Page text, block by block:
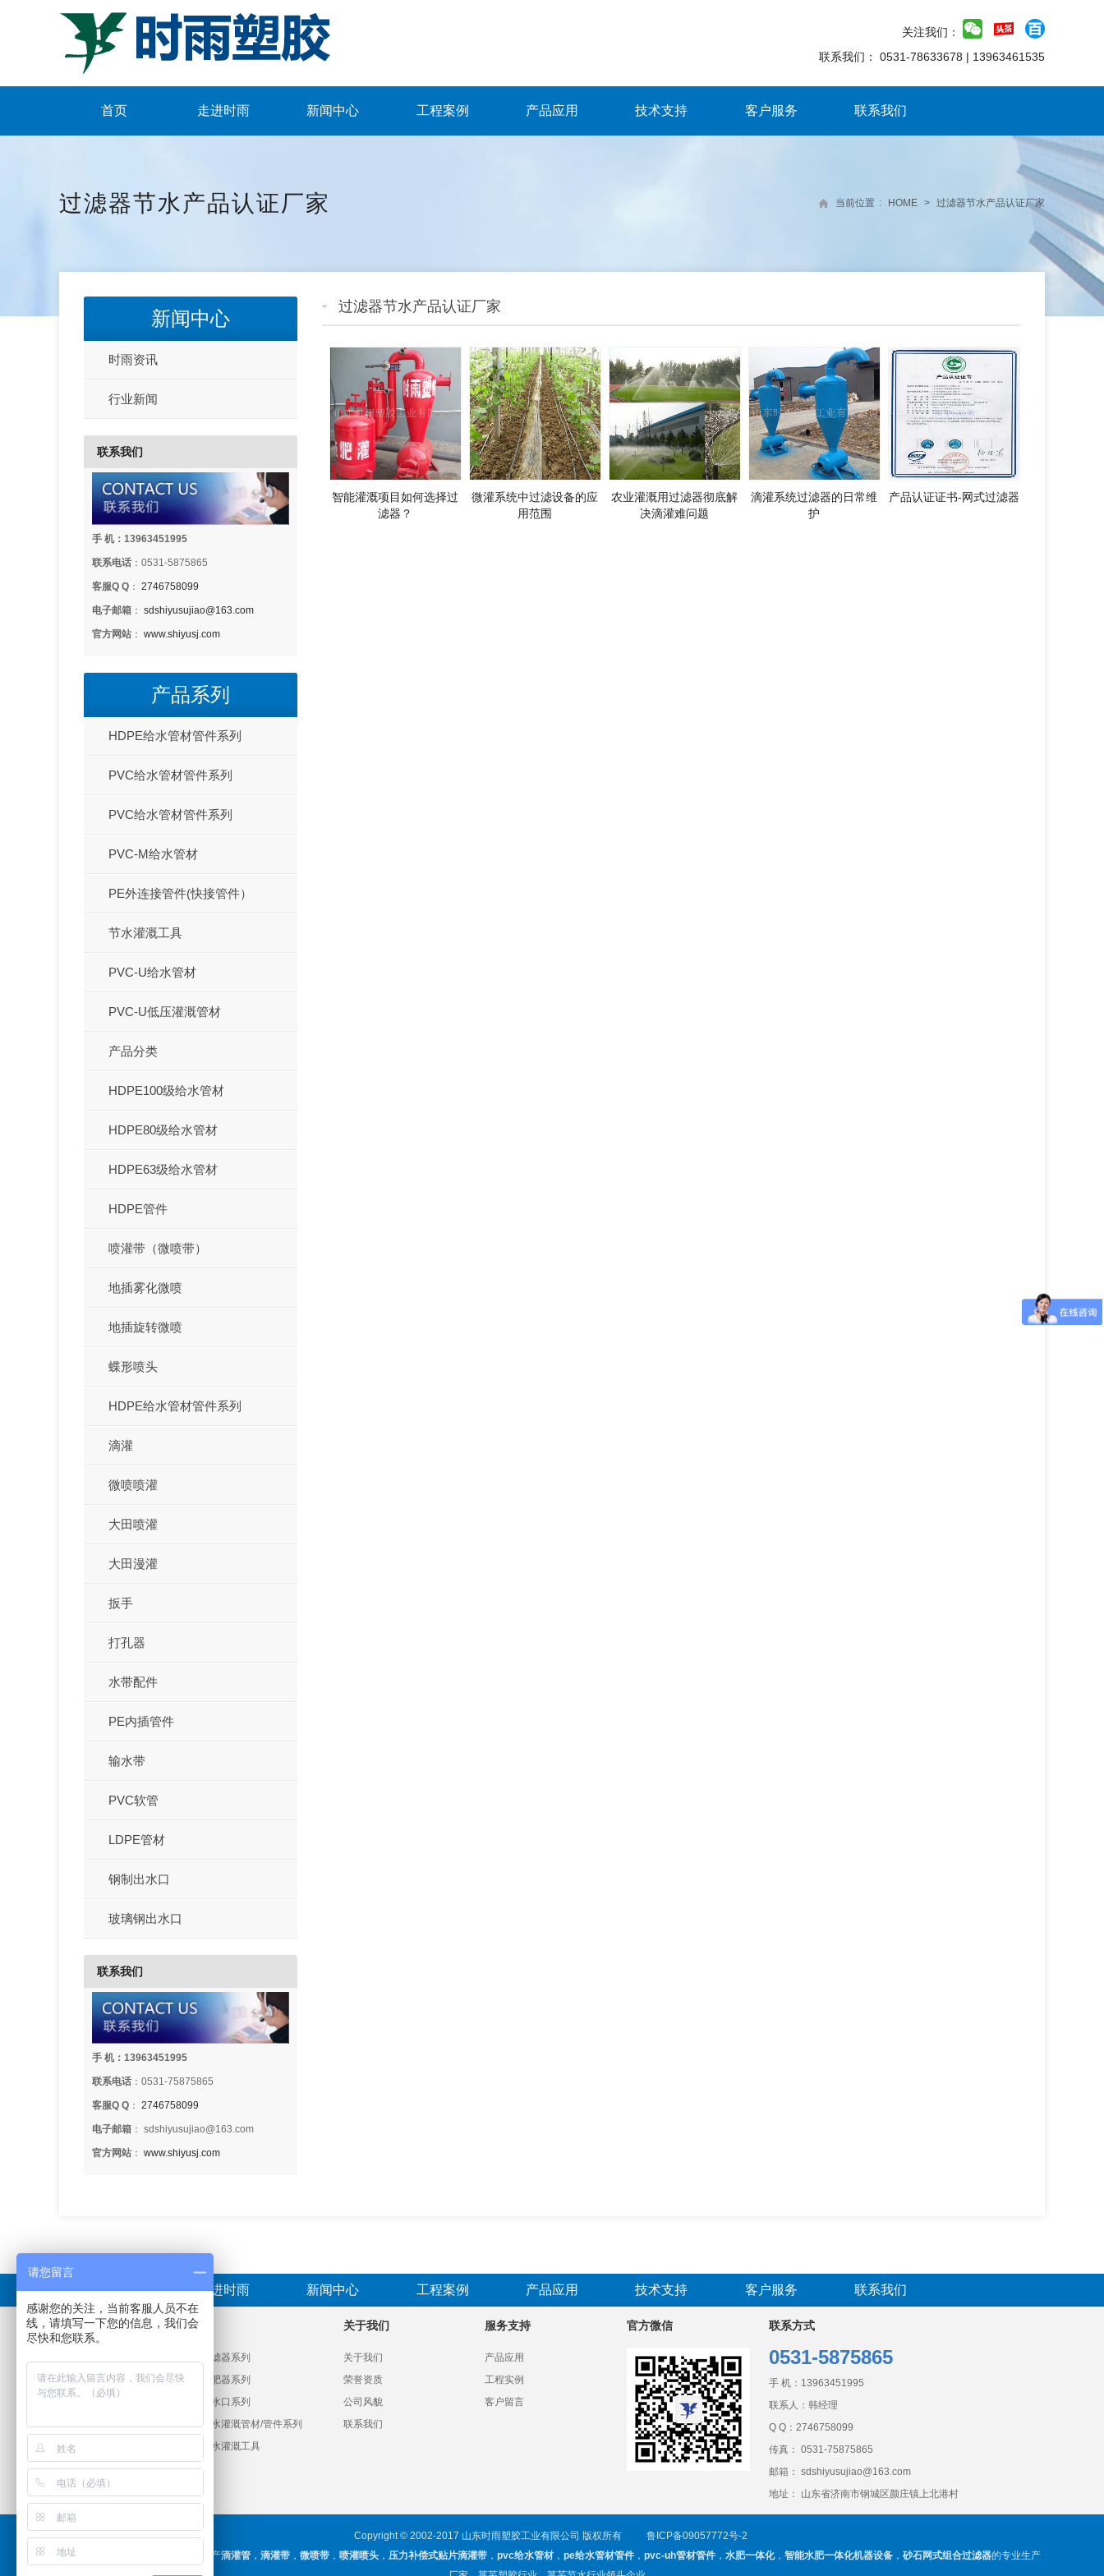
关注我们：
联系我们：
0531-78633678 | 13963461535
首页 走进时雨 新闻中心 工程案例 产品应用 技术支持 客户服务 联系我们
过滤器节水产品认证厂家 当前位置 : HOME > 过滤器节水产品认证厂家
过滤器节水产品认证厂家
智能灌溉项目如何选择过
滤器？
微灌系统中过滤设备的应
用范围
农业灌溉用过滤器彻底解
决滴灌难问题
滴灌系统过滤器的日常维
护
产品认证证书-网式过滤器
新闻中心
时雨资讯
行业新闻
联系我们
手 机：13963451995
联系电话 ：0531-5875865
客服Q Q ： 2746758099
电子邮箱 ： sdshiyusujiao@163.com
官方网站 ： www.shiyusj.com
产品系列
HDPE给水管材管件系列
PVC给水管材管件系列
PVC给水管材管件系列
PVC-M给水管材
PE外连接管件(快接管件）
节水灌溉工具
PVC-U给水管材
PVC-U低压灌溉管材
产品分类
HDPE100级给水管材
HDPE80级给水管材
HDPE63级给水管材
HDPE管件
喷灌带（微喷带）
地插雾化微喷
地插旋转微喷
蝶形喷头
HDPE给水管材管件系列
滴灌
微喷喷灌
大田喷灌
大田漫灌
扳手
打孔器
水带配件
PE内插管件
输水带
PVC软管
LDPE管材
钢制出水口
玻璃钢出水口
联系我们
手 机：13963451995
联系电话 ：0531-75875865
客服Q Q ： 2746758099
电子邮箱 ： sdshiyusujiao@163.com
官方网站 ： www.shiyusj.com
首页 走进时雨 新闻中心 工程案例 产品应用 技术支持 客户服务 联系我们
产品分类
HDPE给水管材管件系列
微喷喷灌系列
大田喷灌系列
过滤器系列
施肥器系列
出水口系列
节水灌溉管材/管件系列
节水灌溉工具
关于我们
关于我们
荣誉资质
公司风貌
联系我们
服务支持
产品应用
工程实例
客户留言
官方微信 联系方式
0531-5875865
手 机： 13963451995
联系人：韩经理
Q Q： 2746758099
传真： 0531-75875865
邮箱： sdshiyusujiao@163.com
地址： 山东省济南市钢城区颜庄镇上北港村
Copyright © 2002-2017 山东时雨塑胶工业有限公司 版权所有
鲁ICP备09057772号-2
山东时雨塑胶工业有限公司主要生产滴灌管 ， 滴灌带 ， 微喷带 ， 喷灌喷头 ， 压力补偿式贴片滴灌带 ， pvc给水管材， pe给水管材管件 ， pvc-uh管材管件 ， 水肥一体化， 智能水肥一体化机器设备 ， 砂石网式组合过滤器的专业生产
请您留言
感谢您的关注，当前客服人员不在
线，请填写一下您的信息，我们会
尽快和您联系。